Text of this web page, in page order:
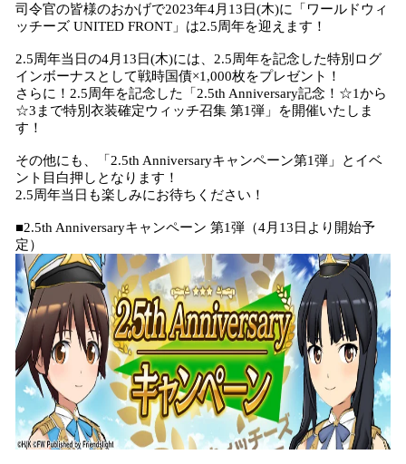
司令官の皆様のおかげで2023年4月13日(木)に「ワールドウィ
ッチーズ UNITED FRONT」は2.5周年を迎えます！
2.5周年当日の4月13日(木)には、2.5周年を記念した特別ログ
インボーナスとして戦時国債×1,000枚をプレゼント！
さらに！2.5周年を記念した「2.5th Anniversary記念！☆1から
☆3まで特別衣装確定ウィッチ召集 第1弾」を開催いたしま
す！
その他にも、「2.5th Anniversaryキャンペーン第1弾」とイベ
ント目白押しとなります！
2.5周年当日も楽しみにお待ちください！
■2.5th Anniversaryキャンペーン 第1弾（4月13日より開始予
定）